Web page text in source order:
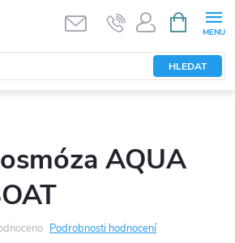
HLEDAT
NÁKUPNÍ
KOŠÍK
AQUA
Podrobnosti hodnocení